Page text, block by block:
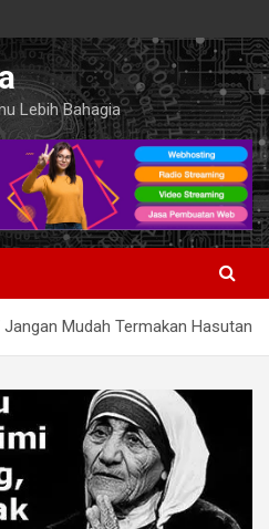
Lebih Bahagia
Jangan Mudah Termakan Hasutan